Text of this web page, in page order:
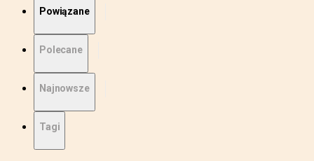
Powiązane
Polecane
Najnowsze
Tagi